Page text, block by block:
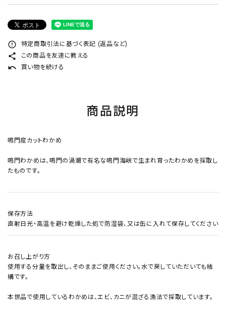
ログイン
error_outline 特定商取引法に基づく表記 (返品など)
share この商品を友達に教える
undo 買い物を続ける
商品説明
鳴門産カットわかめ
鳴門わかめは、鳴門の渦潮で有名な鳴門海峡で生まれ育ったわかめを採取し
たものです。
保存方法
直射日光・高温を避け乾燥した処で防湿袋、又は缶に入れて保存してください
お召し上がり方
使用する分量を取出し、そのままご使用ください。水で戻していただいても結
構です。
本世品で使用しているわかめは、エビ、カニが混ざる漁法で採取しています。